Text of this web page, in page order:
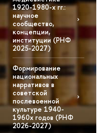
1920-1980-х гг.:
научное
сообщество,
концепции,
институции (РНФ
2025-2027)
Формирование
национальных
нарративов в
советской
послевоенной
культуре 1940-
1960х годов (РНФ
2026-2027)